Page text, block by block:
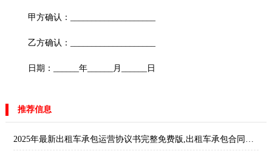
甲方确认：____________________
乙方确认：____________________
日期：______年______月______日
推荐信息
2025年最新出租车承包运营协议书完整免费版,出租车承包合同协议书最新版